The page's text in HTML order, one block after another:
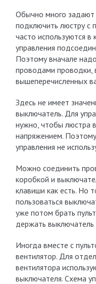
Обычно много задают
подключить люстру с
часто используются в
управления
Поэтому вначале
проводами проводки,
вышеперечисленных
Здесь не имеет
выключатель. Для
нужно, чтобы люстра
напряжением.
управления не
Можно соединить
коробкой и
клавиши как есть. Но
пользоваться
уже потом брать
держать
Иногда вместе с
вентилятор. Для
вентилятора
выключателя. Схема